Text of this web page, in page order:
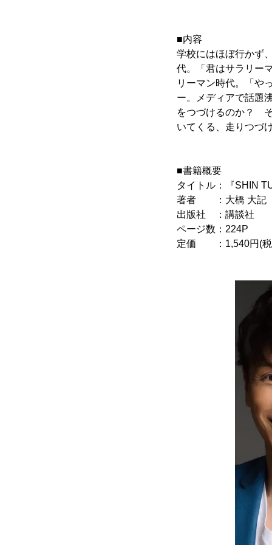
■内容
学校にはほぼ行かず
代。「君はサラリー
リーマン時代。「や
ー。メディアで話題
をつづけるのか？
いてくる、走りつづ
■書籍概要
タイトル：『SHIN
著者 ：大橋 大記
出版社 ：講談社
ページ数：224P
定価 ：1,540円(税